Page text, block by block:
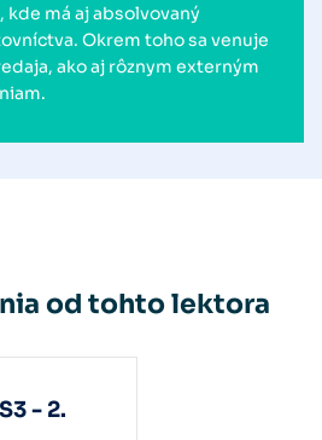
má aj absolvovaný
Okrem toho sa venuje
ako aj rôznym externým
od tohto lektora
- 2.